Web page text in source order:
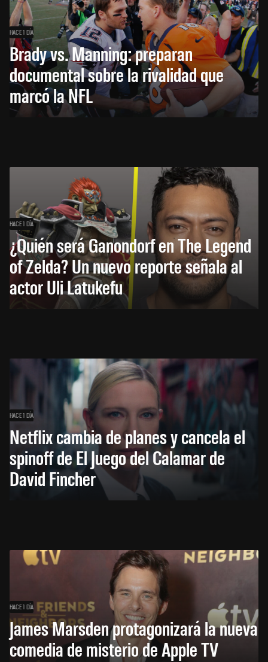
HACE 1 DÍA
Brady vs. Manning: preparan
documental sobre la rivalidad que
marcó la NFL
HACE 1 DÍA
¿Quién será Ganondorf en The Legend
of Zelda? Un nuevo reporte señala al
actor Uli Latukefu
HACE 1 DÍA
Netflix cambia de planes y cancela el
spinoff de El Juego del Calamar de
David Fincher
HACE 1 DÍA
James Marsden protagonizará la nueva
comedia de misterio de Apple TV